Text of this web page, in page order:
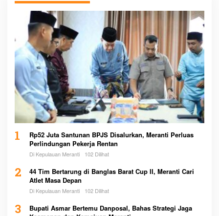
1
Rp52 Juta Santunan BPJS Disalurkan, Meranti Perluas
Perlindungan Pekerja Rentan
Di Kepulauan Meranti 102 Dilihat
2
44 Tim Bertarung di Banglas Barat Cup II, Meranti Cari
Atlet Masa Depan
Di Kepulauan Meranti 102 Dilihat
3
Bupati Asmar Bertemu Danposal, Bahas Strategi Jaga